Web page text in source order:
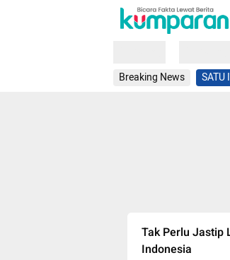
Breaking News
Tak Perlu Jastip
Indonesia